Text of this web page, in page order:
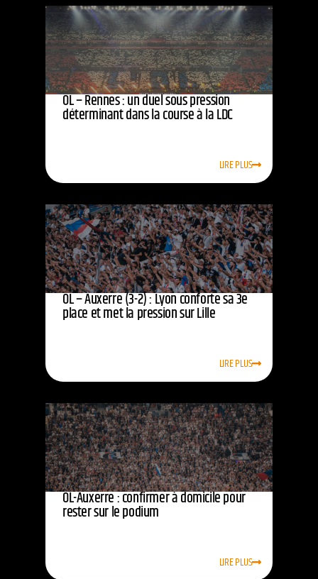
OL – Rennes : un duel sous pression
déterminant dans la course à la LDC
LIRE PLUS
OL – Auxerre (3-2) : Lyon conforte sa 3e
place et met la pression sur Lille
LIRE PLUS
OL-Auxerre : confirmer à domicile pour
rester sur le podium
LIRE PLUS